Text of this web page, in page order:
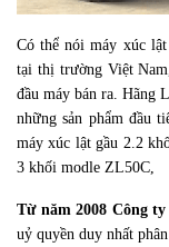
Có thể nói máy xúc
tại thị trường Việt
đầu máy bán ra. Hãng
những sản phẩm đầu
máy xúc lật gầu 2.2
3 khối modle ZL50C,
Từ năm 2008 Công
uỷ quyền duy nhất